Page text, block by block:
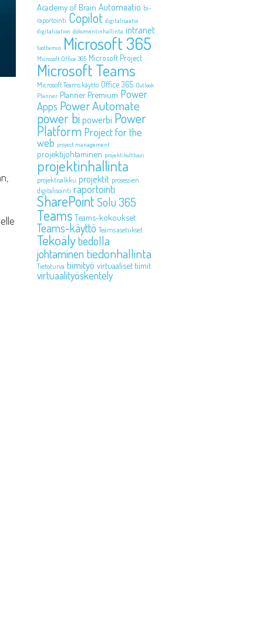
Academy of Brain Automaatio bi-
raportointi Copilot digitalisaatio
digitalization dokumentinhallinta intranet
luottamus Microsoft 365
Microsoft Office 365 Microsoft Project
Microsoft Teams
Microsoft Teams käyttö Office 365 Outlook
Planner Planner Premium Power
Apps Power Automate
power bipowerbi Power
Platform Project for the
web project management
projektijohtaminen projektikulttuuri
projektinhallinta
projektisalkku projektit prosessien
digitalisointi raportointi
SharePointSolu 365
Teams Teams-kokoukset
Teams-käyttö Teams asetukset
Tekoälytiedolla
johtaminen tiedonhallinta
Tietoturva tiimityö virtuaaliset tiimit
virtuaalityöskentely